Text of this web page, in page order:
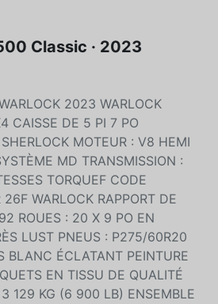
Classic · 2023
2023 WARLOCK
CAISSE DE 5 PI 7 PO
MOTEUR : V8 HEMI
MD TRANSMISSION :
TORQUEF CODE
WARLOCK RAPPORT DE
ROUES : 20 X 9 PO EN
LUST PNEUS : P275/60R20
BLANC ÉCLATANT PEINTURE
EN TISSU DE QUALITÉ
3 129 KG (6 900 LB) ENSEMBLE